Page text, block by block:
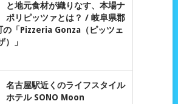
と地元食材が織りなす、本場ナ
ポリピッツァとは？ / 岐阜県郡
の「Pizzeria Gonza（ピッツェ
）」
名古屋駅近くのライフスタイル
ホテル SONO Moon